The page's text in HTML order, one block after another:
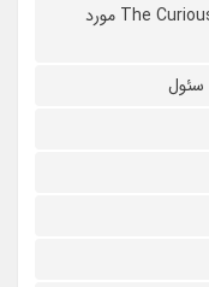
دانلود فیلم The Curious Case of Dolphin Bay 2022 مورد